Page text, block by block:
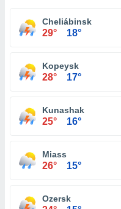
Cheliábinsk
29° 18°
Kopeysk
28° 17°
Kunashak
25° 16°
Miass
26° 15°
Ozersk